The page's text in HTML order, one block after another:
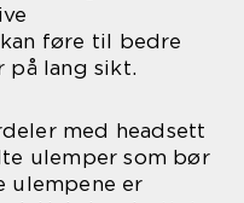
føre til bedre
på lang sikt.
med headsett
ulemper som bør
ulempene er